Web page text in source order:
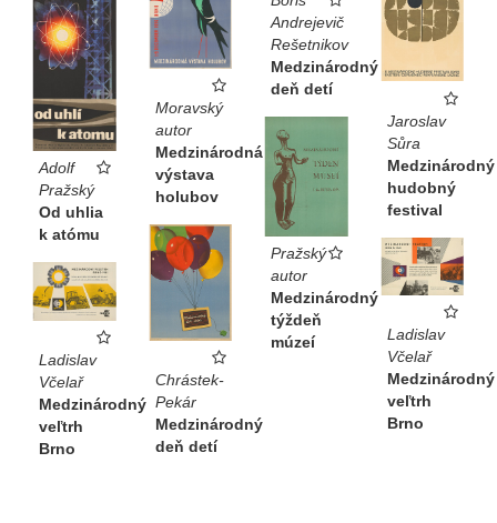
Adolf
Pražský
Od uhlia
k atómu
Andrejevič
Rešetnikov
Medzinárodný
deň detí
Moravský
autor
Medzinárodná
výstava
holubov
Jaroslav
Sůra
Medzinárodný
hudobný
festival
Pražský
autor
Medzinárodný
týždeň
múzeí
Chrástek-
Pekár
Medzinárodný
deň detí
Ladislav
Včelař
Medzinárodný
veľtrh
Brno
Ladislav
Včelař
Medzinárodný
veľtrh
Brno